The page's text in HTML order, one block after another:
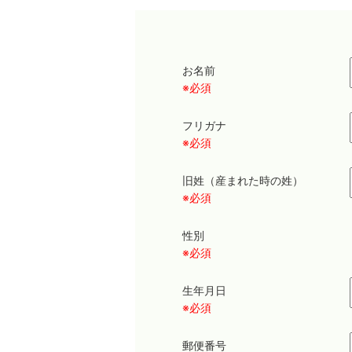
お名前
※必須
フリガナ
※必須
旧姓（産まれた時の姓）
※必須
性別
※必須
生年月日
※必須
郵便番号